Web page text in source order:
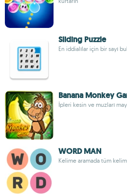
Sliding Puzzle
En iddialılar için bir sayı
Banana Monkey
İpleri kesin ve muzları
WORD MAN
Kelime aramada tüm